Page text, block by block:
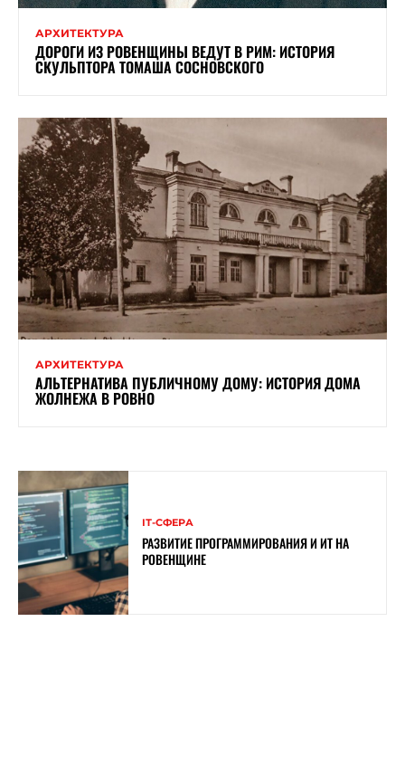
АРХИТЕКТУРА
ДОРОГИ ИЗ РОВЕНЩИНЫ ВЕДУТ В РИМ: ИСТОРИЯ
СКУЛЬПТОРА ТОМАША СОСНОВСКОГО
АРХИТЕКТУРА
АЛЬТЕРНАТИВА ПУБЛИЧНОМУ ДОМУ: ИСТОРИЯ ДОМА
ЖОЛНЕЖА В РОВНО
ІТ-СФЕРА
РАЗВИТИЕ ПРОГРАММИРОВАНИЯ И ИТ НА
РОВЕНЩИНЕ